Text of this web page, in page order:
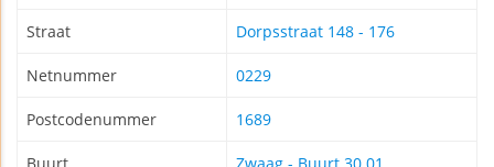
Straat Dorpsstraat 148 - 176
Netnummer 0229
Postcodenummer 1689